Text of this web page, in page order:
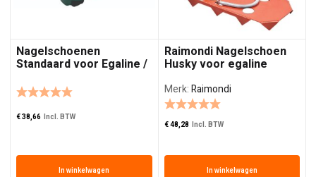
Nagelschoenen
Standaard voor Egaline /
€38,66 Incl. BTW
In winkelwagen
Raimondi Nagelschoen
Husky voor egaline
€48,28 Incl. BTW
In winkelwagen
Merk:Raimondi